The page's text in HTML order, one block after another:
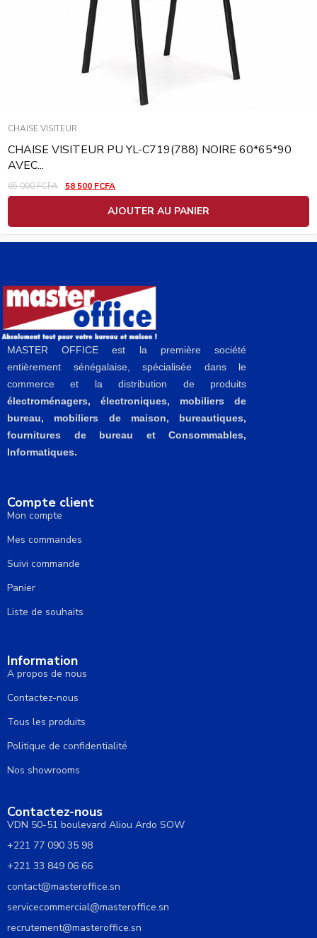
CHAISE VISITEUR
CHAISE VISITEUR PU YL-C719(788) NOIRE 60*65*90
AVEC...
65 000FCFA 58 500 FCFA
AJOUTER AU PANIER
MASTER OFFICE est la première société
entièrement sénégalaise, spécialisée dans le
commerce et la distribution de produits
électroménagers, électroniques, mobiliers de
bureau, mobiliers de maison, bureautiques,
fournitures de bureau et Consommables,
Informatiques.
Compte client
Mon compte
Mes commandes
Suivi commande
Panier
Liste de souhaits
Information
A propos de nous
Contactez-nous
Tous les produits
Politique de confidentialité
Nos showrooms
Contactez-nous
VDN 50-51 boulevard Aliou Ardo SOW
+221 77 090 35 98
+221 33 849 06 66
contact@masteroffice.sn
servicecommercial@masteroffice.sn
recrutement@masteroffice.sn